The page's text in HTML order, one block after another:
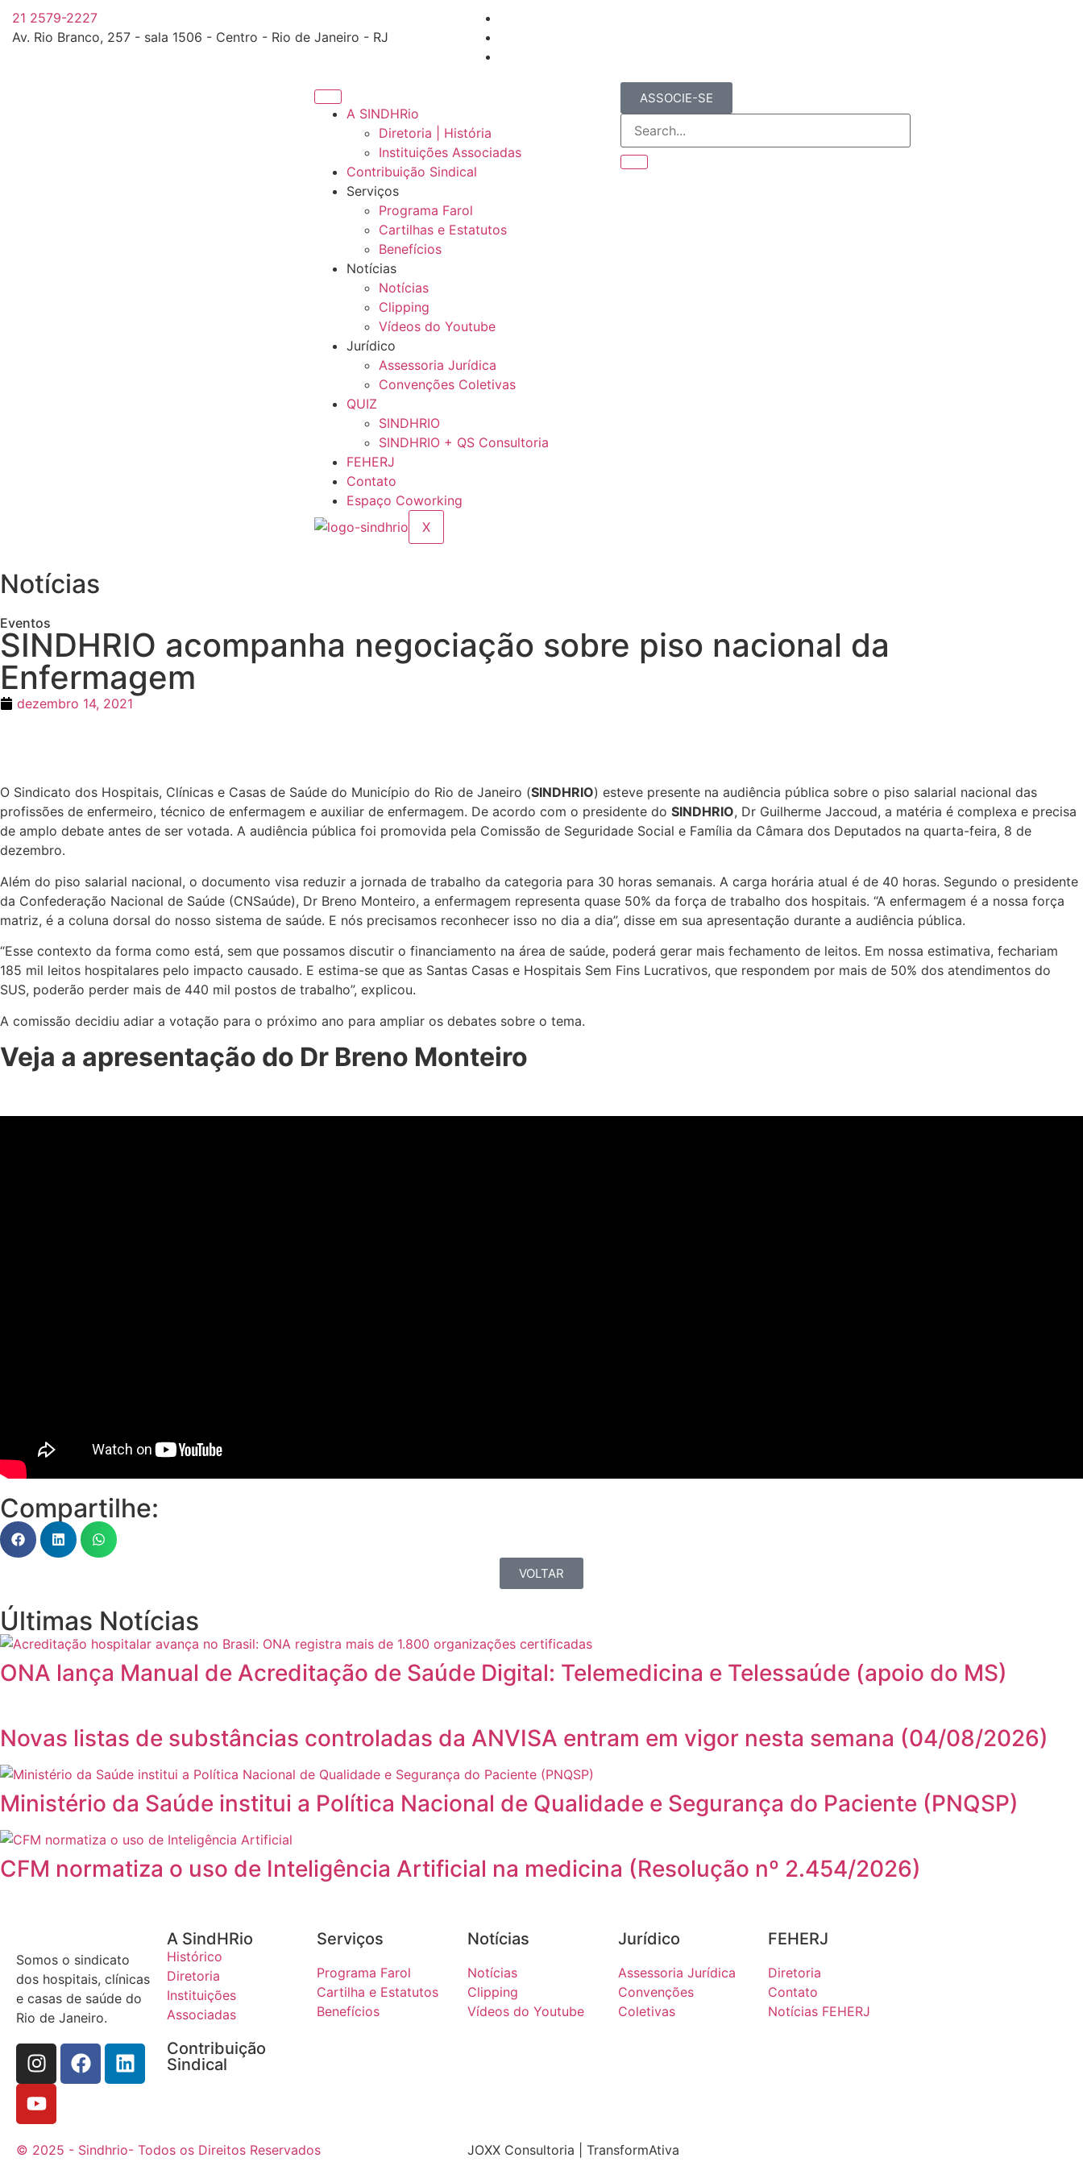
21 2579-2227
Av. Rio Branco, 257 - sala 1506 - Centro - Rio de Janeiro - RJ
A SINDHRio
Diretoria | História
Instituições Associadas
Contribuição Sindical
Serviços
Programa Farol
Cartilhas e Estatutos
Benefícios
Notícias
Notícias
Clipping
Vídeos do Youtube
Jurídico
Assessoria Jurídica
Convenções Coletivas
QUIZ
SINDHRIO
SINDHRIO + QS Consultoria
FEHERJ
Contato
Espaço Coworking
X
ASSOCIE-SE
Notícias
Eventos
SINDHRIO acompanha negociação sobre piso nacional da
Enfermagem
dezembro 14, 2021
O Sindicato dos Hospitais, Clínicas e Casas de Saúde do Município do Rio de Janeiro (SINDHRIO) esteve presente na audiência pública sobre o piso salarial nacional das
profissões de enfermeiro, técnico de enfermagem e auxiliar de enfermagem. De acordo com o presidente do SINDHRIO, Dr Guilherme Jaccoud, a matéria é complexa e precisa
de amplo debate antes de ser votada. A audiência pública foi promovida pela Comissão de Seguridade Social e Família da Câmara dos Deputados na quarta-feira, 8 de
dezembro.
Além do piso salarial nacional, o documento visa reduzir a jornada de trabalho da categoria para 30 horas semanais. A carga horária atual é de 40 horas. Segundo o presidente
da Confederação Nacional de Saúde (CNSaúde), Dr Breno Monteiro, a enfermagem representa quase 50% da força de trabalho dos hospitais. “A enfermagem é a nossa força
matriz, é a coluna dorsal do nosso sistema de saúde. E nós precisamos reconhecer isso no dia a dia”, disse em sua apresentação durante a audiência pública.
“Esse contexto da forma como está, sem que possamos discutir o financiamento na área de saúde, poderá gerar mais fechamento de leitos. Em nossa estimativa, fechariam
185 mil leitos hospitalares pelo impacto causado. E estima-se que as Santas Casas e Hospitais Sem Fins Lucrativos, que respondem por mais de 50% dos atendimentos do
SUS, poderão perder mais de 440 mil postos de trabalho”, explicou.
A comissão decidiu adiar a votação para o próximo ano para ampliar os debates sobre o tema.
Veja a apresentação do Dr Breno Monteiro
Compartilhe:
VOLTAR
Últimas Notícias
ONA lança Manual de Acreditação de Saúde Digital: Telemedicina e Telessaúde (apoio do MS)
Novas listas de substâncias controladas da ANVISA entram em vigor nesta semana (04/08/2026)
Ministério da Saúde institui a Política Nacional de Qualidade e Segurança do Paciente (PNQSP)
CFM normatiza o uso de Inteligência Artificial na medicina (Resolução nº 2.454/2026)
Somos o sindicato
dos hospitais, clínicas
e casas de saúde do
Rio de Janeiro.
A SindHRio
Histórico
Diretoria
Instituições
Associadas
Contribuição
Sindical
Serviços
Programa Farol
Cartilha e Estatutos
Benefícios
Notícias
Notícias
Clipping
Vídeos do Youtube
Jurídico
Assessoria Jurídica
Convenções
Coletivas
FEHERJ
Diretoria
Contato
Notícias FEHERJ
© 2025 - Sindhrio- Todos os Direitos Reservados JOXX Consultoria | TransformAtiva